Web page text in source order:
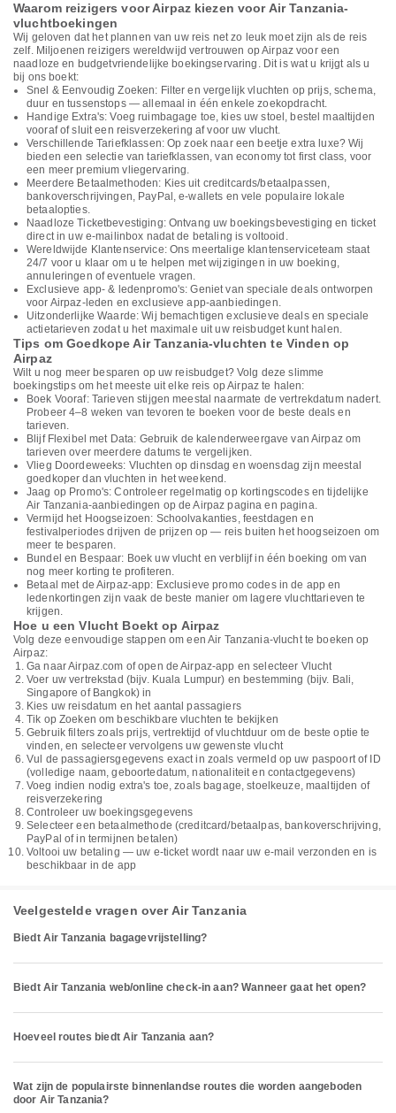
Waarom reizigers voor Airpaz kiezen voor Air Tanzania-
vluchtboekingen
Wij geloven dat het plannen van uw reis net zo leuk moet zijn als de reis
zelf. Miljoenen reizigers wereldwijd vertrouwen op Airpaz voor een
naadloze en budgetvriendelijke boekingservaring. Dit is wat u krijgt als u
bij ons boekt:
Snel & Eenvoudig Zoeken: Filter en vergelijk vluchten op prijs, schema,
duur en tussenstops — allemaal in één enkele zoekopdracht.
Handige Extra's: Voeg ruimbagage toe, kies uw stoel, bestel maaltijden
vooraf of sluit een reisverzekering af voor uw vlucht.
Verschillende Tariefklassen: Op zoek naar een beetje extra luxe? Wij
bieden een selectie van tariefklassen, van economy tot first class, voor
een meer premium vliegervaring.
Meerdere Betaalmethoden: Kies uit creditcards/betaalpassen,
bankoverschrijvingen, PayPal, e-wallets en vele populaire lokale
betaalopties.
Naadloze Ticketbevestiging: Ontvang uw boekingsbevestiging en ticket
direct in uw e-mailinbox nadat de betaling is voltooid.
Wereldwijde Klantenservice: Ons meertalige klantenserviceteam staat
24/7 voor u klaar om u te helpen met wijzigingen in uw boeking,
annuleringen of eventuele vragen.
Exclusieve app- & ledenpromo's: Geniet van speciale deals ontworpen
voor Airpaz-leden en exclusieve app-aanbiedingen.
Uitzonderlijke Waarde: Wij bemachtigen exclusieve deals en speciale
actietarieven zodat u het maximale uit uw reisbudget kunt halen.
Tips om Goedkope Air Tanzania-vluchten te Vinden op
Airpaz
Wilt u nog meer besparen op uw reisbudget? Volg deze slimme
boekingstips om het meeste uit elke reis op Airpaz te halen:
Boek Vooraf: Tarieven stijgen meestal naarmate de vertrekdatum nadert.
Probeer 4–8 weken van tevoren te boeken voor de beste deals en
tarieven.
Blijf Flexibel met Data: Gebruik de kalenderweergave van Airpaz om
tarieven over meerdere datums te vergelijken.
Vlieg Doordeweeks: Vluchten op dinsdag en woensdag zijn meestal
goedkoper dan vluchten in het weekend.
Jaag op Promo's: Controleer regelmatig op kortingscodes en tijdelijke
Air Tanzania-aanbiedingen op de Airpaz pagina en pagina.
Vermijd het Hoogseizoen: Schoolvakanties, feestdagen en
festivalperiodes drijven de prijzen op — reis buiten het hoogseizoen om
meer te besparen.
Bundel en Bespaar: Boek uw vlucht en verblijf in één boeking om van
nog meer korting te profiteren.
Betaal met de Airpaz-app: Exclusieve promo codes in de app en
ledenkortingen zijn vaak de beste manier om lagere vluchttarieven te
krijgen.
Hoe u een Vlucht Boekt op Airpaz
Volg deze eenvoudige stappen om een Air Tanzania-vlucht te boeken op
Airpaz:
Ga naar Airpaz.com of open de Airpaz-app en selecteer Vlucht
Voer uw vertrekstad (bijv. Kuala Lumpur) en bestemming (bijv. Bali,
Singapore of Bangkok) in
Kies uw reisdatum en het aantal passagiers
Tik op Zoeken om beschikbare vluchten te bekijken
Gebruik filters zoals prijs, vertrektijd of vluchtduur om de beste optie te
vinden, en selecteer vervolgens uw gewenste vlucht
Vul de passagiersgegevens exact in zoals vermeld op uw paspoort of ID
(volledige naam, geboortedatum, nationaliteit en contactgegevens)
Voeg indien nodig extra's toe, zoals bagage, stoelkeuze, maaltijden of
reisverzekering
Controleer uw boekingsgegevens
Selecteer een betaalmethode (creditcard/betaalpas, bankoverschrijving,
PayPal of in termijnen betalen)
Voltooi uw betaling — uw e-ticket wordt naar uw e-mail verzonden en is
beschikbaar in de app
Veelgestelde vragen over Air Tanzania
Biedt Air Tanzania bagagevrijstelling?
Biedt Air Tanzania web/online check-in aan? Wanneer gaat het open?
Hoeveel routes biedt Air Tanzania aan?
Wat zijn de populairste binnenlandse routes die worden aangeboden
door Air Tanzania?